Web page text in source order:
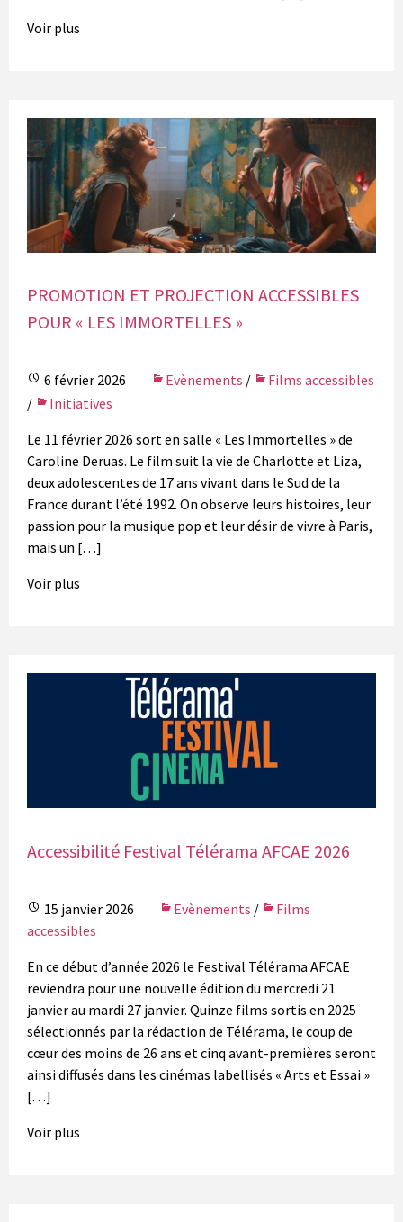
Voir plus
PROMOTION ET PROJECTION ACCESSIBLES
POUR « LES IMMORTELLES »
6 février 2026 Evènements /
Films accessibles
/
Initiatives
Le 11 février 2026 sort en salle « Les Immortelles » de
Caroline Deruas. Le film suit la vie de Charlotte et Liza,
deux adolescentes de 17 ans vivant dans le Sud de la
France durant l’été 1992. On observe leurs histoires, leur
passion pour la musique pop et leur désir de vivre à Paris,
mais un […]
Voir plus
Accessibilité Festival Télérama AFCAE 2026
15 janvier 2026 Evènements /
Films
accessibles
En ce début d’année 2026 le Festival Télérama AFCAE
reviendra pour une nouvelle édition du mercredi 21
janvier au mardi 27 janvier. Quinze films sortis en 2025
sélectionnés par la rédaction de Télérama, le coup de
cœur des moins de 26 ans et cinq avant-premières seront
ainsi diffusés dans les cinémas labellisés « Arts et Essai »
[…]
Voir plus